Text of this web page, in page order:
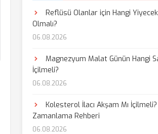
Reflüsü Olanlar için Hangi
Olmalı?
06.08.2026
Magnezyum Malat Günün Hangi
İçilmeli?
06.08.2026
Kolesterol İlacı Akşam Mı
Zamanlama Rehberi
06.08.2026